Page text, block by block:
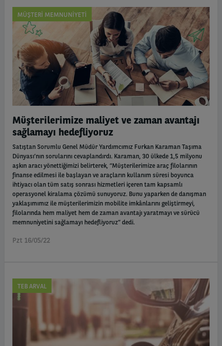
MÜŞTERİ MEMNUNİYETİ
Müşterilerimize maliyet ve zaman avantajı
sağlamayı hedefliyoruz
Satıştan Sorumlu Genel Müdür Yardımcımız Furkan Karaman Taşıma
Dünyası’nın sorularını cevaplandırdı. Karaman, 30 ülkede 1,5 milyonu
aşkın aracı yönettiğimizi belirterek, “Müşterilerimize araç filolarının
finanse edilmesi ile başlayan ve araçların kullanım süresi boyunca
ihtiyacı olan tüm satış sonrası hizmetleri içeren tam kapsamlı
operasyonel kiralama çözümü sunuyoruz. Bunu yaparken de danışman
yaklaşımımız ile müşterilerimizin mobilite imkânlarını geliştirmeyi,
filolarında hem maliyet hem de zaman avantajı yaratmayı ve sürücü
memnuniyetini sağlamayı hedefliyoruz” dedi.
Pzt 16/05/22
TEB ARVAL